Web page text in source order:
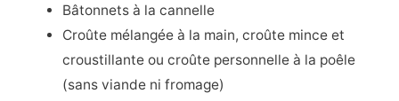
Bâtonnets à la cannelle
Croûte mélangée à la main, croûte mince et
croustillante ou croûte personnelle à la poêle
(sans viande ni fromage)